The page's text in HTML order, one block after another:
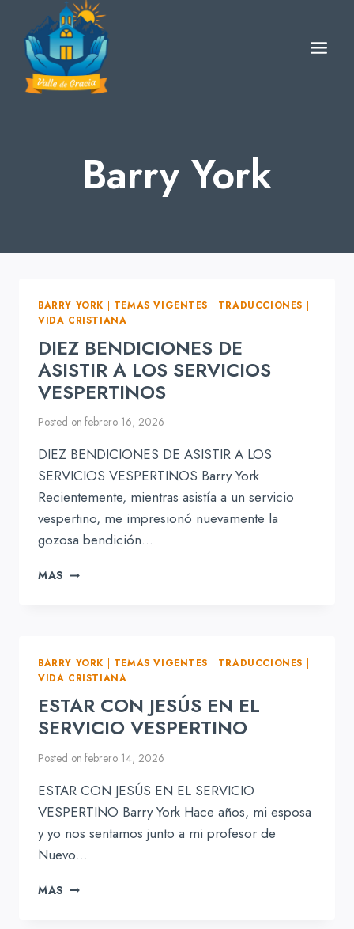
content
Barry York
BARRY YORK | TEMAS VIGENTES | TRADUCCIONES |
VIDA CRISTIANA
DIEZ BENDICIONES DE
ASISTIR A LOS SERVICIOS
VESPERTINOS
Posted on febrero 16, 2026
DIEZ BENDICIONES DE ASISTIR A LOS
SERVICIOS VESPERTINOS Barry York
Recientemente, mientras asistía a un servicio
vespertino, me impresionó nuevamente la
gozosa bendición…
MAS DIEZ
SERVICIOS
BARRY YORK TEMAS VIGENTES TRADUCCIONES
VIDA CRISTIANA
ESTAR CON JESÚS EN EL
SERVICIO VESPERTINO
Posted on febrero 14, 2026
ESTAR CON JESÚS EN EL SERVICIO
VESPERTINO Barry York Hace años, mi esposa
y yo nos sentamos junto a mi profesor de
Nuevo…
MAS ESTAR